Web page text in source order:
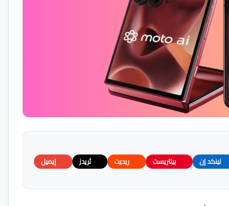
لينكد إن بينتريست ريديت ثريدز
إيميل